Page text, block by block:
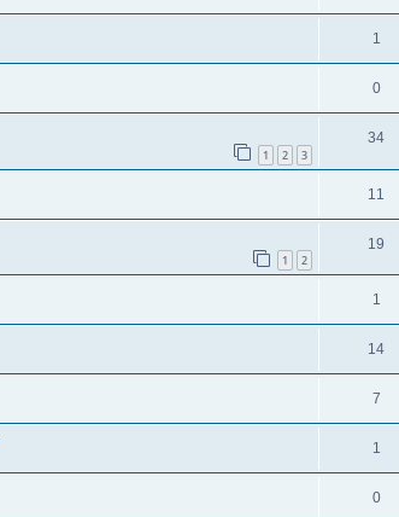
1
0
1 2 3
34
11
1 2
19
1
14
7
1
0